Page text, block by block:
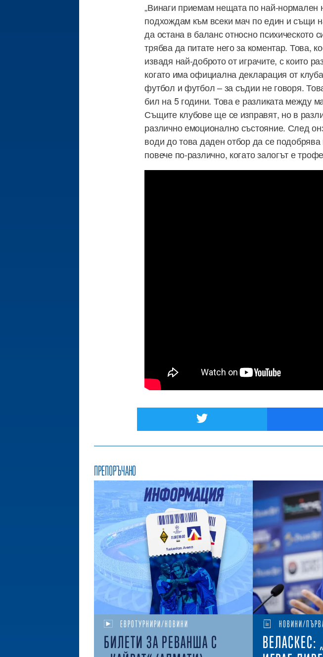
„Винаги приемам нещата по най-нормален
подхождам към всеки мач по един и същи
да остана в баланс относно психическото
трябва да питате него за коментар. Това,
извадя най-доброто от играчите, с които
когато има официална декларация от
футбол и футбол – за съдии не говоря.
бил на 5 години. Това е разликата между
Същите клубове ще се изправят, но в
различно емоционално състояние. След
води до това даден отбор да се
повече по-различно, когато залогът е
ПРЕПОРЪЧАНО
ЕВРОТУРНИРИ/НОВИНИ
БИЛЕТИ ЗА РЕВАНША С
НОВИНИ/
ВЕЛАСКЕС: